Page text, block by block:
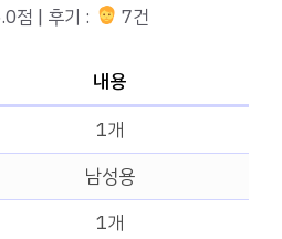
점 | 후기 : 7건
내용
1개
남성용
1개